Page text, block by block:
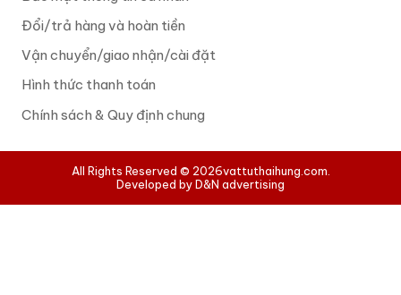
Đổi/trả hàng và hoàn tiền
Vận chuyển/giao nhận/cài đặt
Hình thức thanh toán
Chính sách & Quy định chung
All Rights Reserved © 2026vattuthaihung.com.
Developed by D&N advertising